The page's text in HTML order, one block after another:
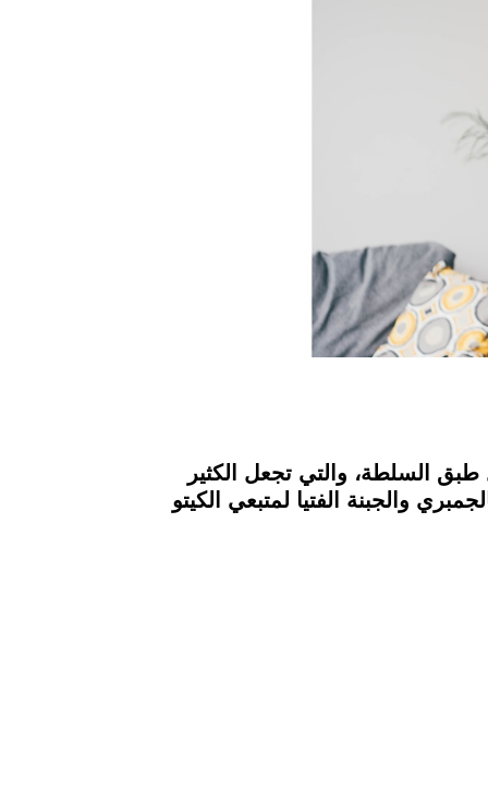
السلطة، والتي تجعل الكثير
والجبنة الفتيا لمتبعي الكيتو